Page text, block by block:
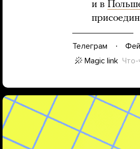
и в
Телеграм
Magic link Что-